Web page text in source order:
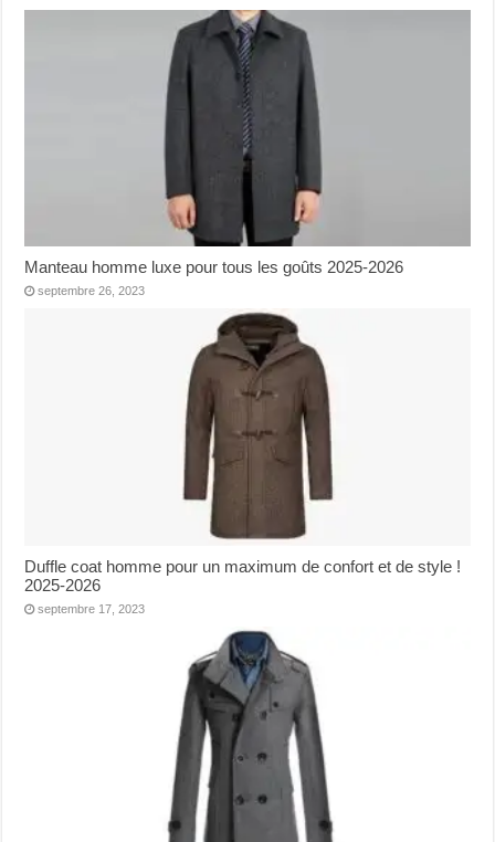
Manteau homme luxe pour tous les goûts 2025-2026
septembre 26, 2023
Duffle coat homme pour un maximum de confort et de style !
2025-2026
septembre 17, 2023